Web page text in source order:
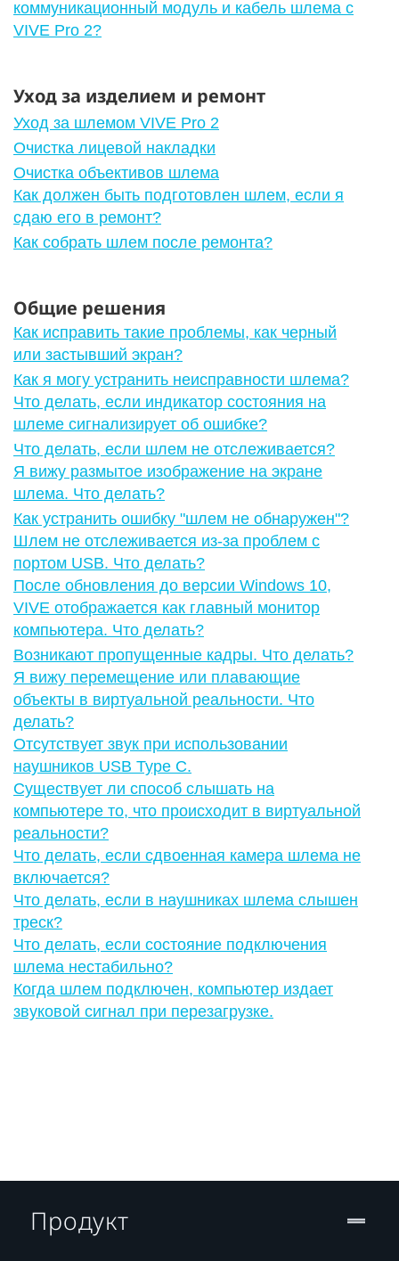
коммуникационный модуль и кабель шлема с
VIVE Pro 2?
Уход за изделием и ремонт
Уход за шлемом VIVE Pro 2
Очистка лицевой накладки
Очистка объективов шлема
Как должен быть подготовлен шлем, если я
сдаю его в ремонт?
Как собрать шлем после ремонта?
Общие решения
Как исправить такие проблемы, как черный
или застывший экран?
Как я могу устранить неисправности шлема?
Что делать, если индикатор состояния на
шлеме сигнализирует об ошибке?
Что делать, если шлем не отслеживается?
Я вижу размытое изображение на экране
шлема. Что делать?
Как устранить ошибку "‍шлем не обнаружен"‍?
Шлем не отслеживается из-за проблем с
портом USB. Что делать?
После обновления до версии Windows 10,
VIVE отображается как главный монитор
компьютера. Что делать?
Возникают пропущенные кадры. Что делать?
Я вижу перемещение или плавающие
объекты в виртуальной реальности. Что
делать?
Отсутствует звук при использовании
наушников USB Type C.
Существует ли способ слышать на
компьютере то, что происходит в виртуальной
реальности?
Что делать, если сдвоенная камера шлема не
включается?
Что делать, если в наушниках шлема слышен
треск?
Что делать, если состояние подключения
шлема нестабильно?
Когда шлем подключен, компьютер издает
звуковой сигнал при перезагрузке.
Продукт